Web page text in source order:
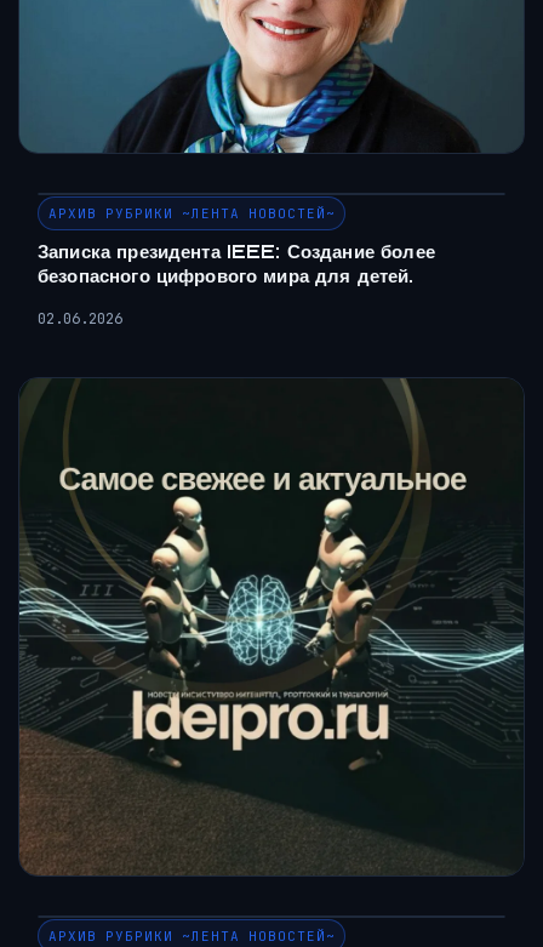
АРХИВ РУБРИКИ ~ЛЕНТА НОВОСТЕЙ~
Записка президента IEEE: Создание более
безопасного цифрового мира для детей.
02.06.2026
АРХИВ РУБРИКИ ~ЛЕНТА НОВОСТЕЙ~